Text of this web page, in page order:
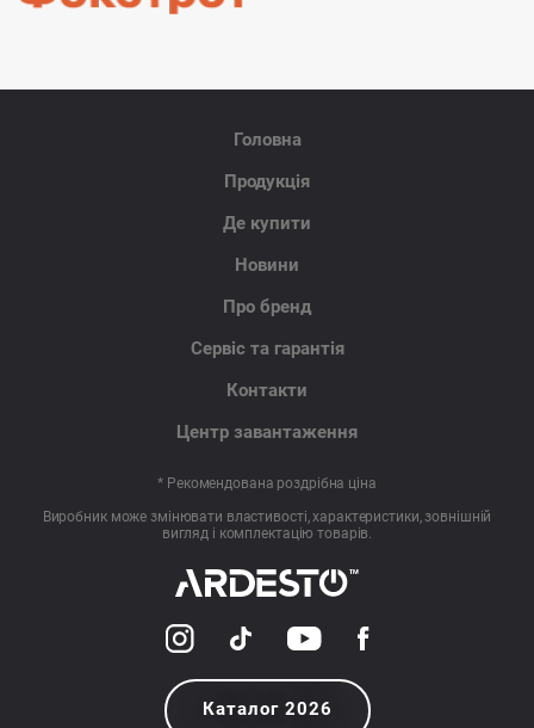
Головна
Продукція
Де купити
Новини
Про бренд
Сервіс та гарантія
Контакти
Центр завантаження
* Рекомендована роздрібна ціна
Виробник може змінювати властивості, характеристики, зовнішній
вигляд і комплектацію товарів.
Каталог 2026